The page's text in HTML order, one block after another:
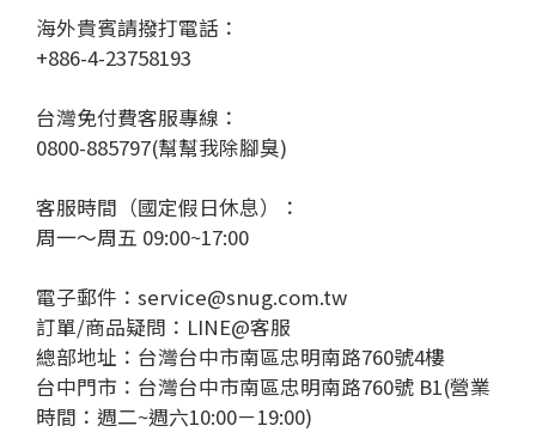
海外貴賓請撥打電話：
+886-4-23758193
台灣免付費客服專線：
0800-885797(幫幫我除腳臭)
客服時間（國定假日休息）：
周一～周五 09:00~17:00
電子郵件：service@snug.com.tw
訂單/商品疑問： LINE@客服
總部地址：台灣台中市南區忠明南路760號4樓
台中門市：台灣台中市南區忠明南路760號 B1(營業
時間：週二~週六10:00－19:00)